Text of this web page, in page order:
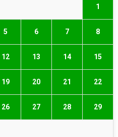
1
5 6 7 8
12 13 14 15
19 20 21 22
26 27 28 29